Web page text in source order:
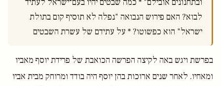
ישראל" הוא כפשוטו? * על עתידם של עשרת השבטים
בפרשת ויגש באה לקיצה הפרשה הכואבת של פרידת יוסף מאביו
ומאחיו. לאחר שנים ארוכות בהן יוסף היה בודד ומרוחק מבית אביו